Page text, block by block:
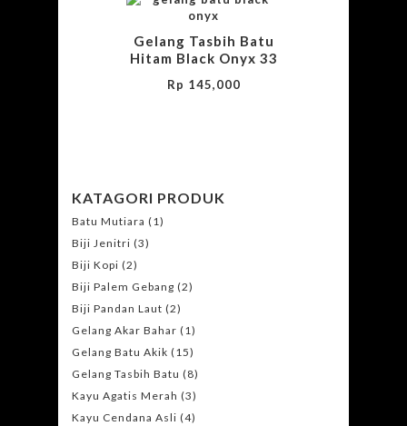
Gelang Tasbih Batu
Hitam Black Onyx 33
Rp 145,000
KATAGORI PRODUK
Batu Mutiara (1)
Biji Jenitri (3)
Biji Kopi (2)
Biji Palem Gebang (2)
Biji Pandan Laut (2)
Gelang Akar Bahar (1)
Gelang Batu Akik (15)
Gelang Tasbih Batu (8)
Kayu Agatis Merah (3)
Kayu Cendana Asli (4)